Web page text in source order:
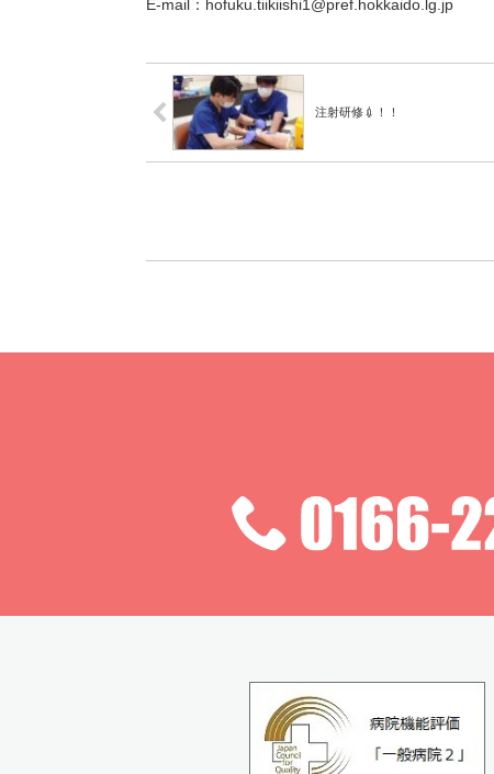
E-mail：hofuku.tiikiishi1@pref.hokkaido.lg.jp
注射研修💉！！